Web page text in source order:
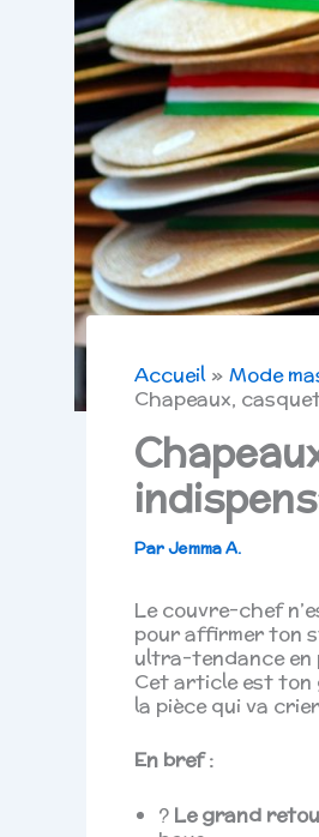
Accueil
Mode
Chapeaux,
ParJemma A.
Le couvre-chef
pour affirmer ton
ultra-tendance en
Cet article est ton
la pièce qui va
En bref :
? Le grand